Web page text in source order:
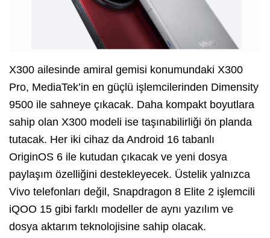
X300 ailesinde amiral gemisi konumundaki X300
Pro, MediaTek’in en güçlü işlemcilerinden Dimensity
9500 ile sahneye çıkacak. Daha kompakt boyutlara
sahip olan X300 modeli ise taşınabilirliği ön planda
tutacak. Her iki cihaz da Android 16 tabanlı
OriginOS 6 ile kutudan çıkacak ve yeni dosya
paylaşım özelliğini destekleyecek. Üstelik yalnızca
Vivo telefonları değil, Snapdragon 8 Elite 2 işlemcili
iQOO 15 gibi farklı modeller de aynı yazılım ve
dosya aktarım teknolojisine sahip olacak.